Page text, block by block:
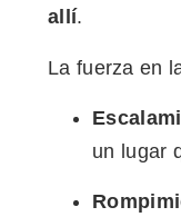
allí.
La fuerza en
un lugar